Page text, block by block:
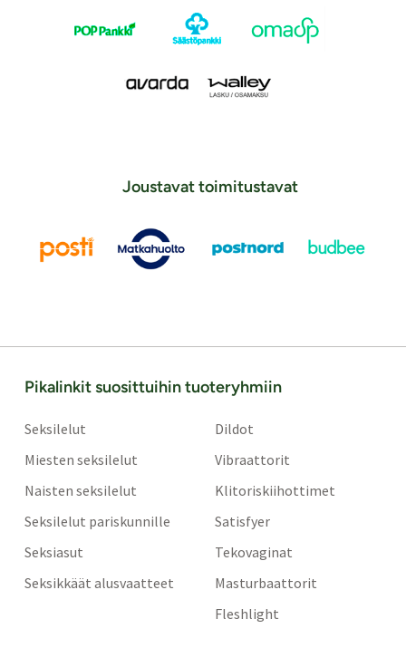
Joustavat toimitustavat
Pikalinkit suosittuihin tuoteryhmiin
Seksilelut
Miesten seksilelut
Naisten seksilelut
Seksilelut pariskunnille
Seksiasut
Seksikkäät alusvaatteet
Dildot
Vibraattorit
Klitoriskiihottimet
Satisfyer
Tekovaginat
Masturbaattorit
Fleshlight